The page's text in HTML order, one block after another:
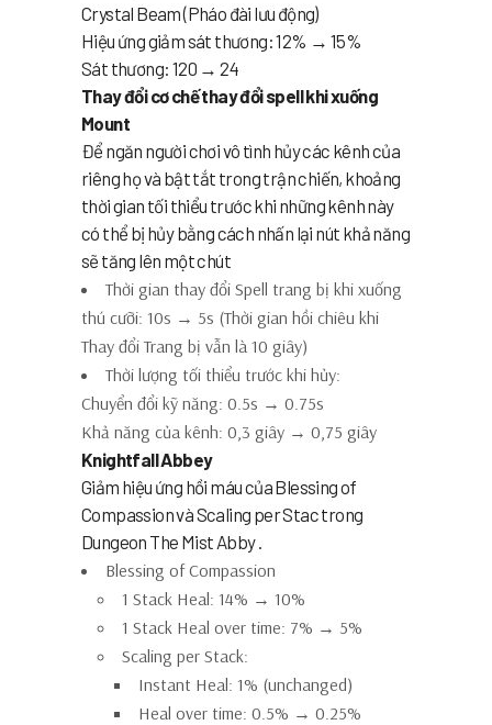
Crystal Beam (Pháo đài lưu động)
Hiệu ứng giảm sát thương: 12% → 15%
Sát thương: 120 → 24
Thay đổi cơ chế thay đổi spell khi xuống
Mount
Để ngăn người chơi vô tình hủy các kênh của
riêng họ và bật tắt trong trận chiến, khoảng
thời gian tối thiểu trước khi những kênh này
có thể bị hủy bằng cách nhấn lại nút khả năng
sẽ tăng lên một chút
Thời gian thay đổi Spell trang bị khi xuống
thú cưỡi: 10s → 5s (Thời gian hồi chiêu khi
Thay đổi Trang bị vẫn là 10 giây)
Thời lượng tối thiểu trước khi hủy:
Chuyển đổi kỹ năng: 0.5s → 0.75s
Khả năng của kênh: 0,3 giây → 0,75 giây
Knightfall Abbey
Giảm hiệu ứng hồi máu của Blessing of
Compassion và Scaling per Stac trong
Dungeon The Mist Abby .
Blessing of Compassion
1 Stack Heal: 14% → 10%
1 Stack Heal over time: 7% → 5%
Scaling per Stack:
Instant Heal: 1% (unchanged)
Heal over time: 0.5% → 0.25%